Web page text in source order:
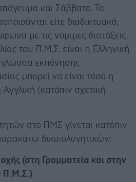
και Σάββατο. Τα
είτε διαδικτυακά,
με τις νόμιμες διατάξεις.
του Π.Μ.Σ. είναι η Ελληνική
εκπόνησης
μπορεί να είναι τόσο η
(κατόπιν σχετική
στο ΠΜΣ γίνεται κατόπιν
δικαιολογητικών:
(στη Γραμματεία και στην
Π.Μ.Σ.)